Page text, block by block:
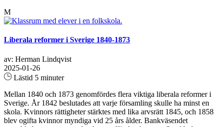
M
Liberala reformer i Sverige 1840-1873
av: Herman Lindqvist
2025-01-26
Lästid 5 minuter
Mellan 1840 och 1873 genomfördes flera viktiga liberala reformer i
Sverige. År 1842 beslutades att varje församling skulle ha minst en
skola. Kvinnors rättigheter stärktes med lika arvsrätt 1845, och 1858
blev ogifta kvinnor myndiga vid 25 års ålder. Bankväsendet